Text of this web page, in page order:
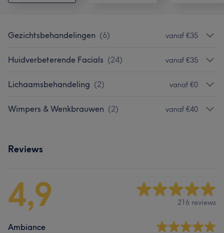
Gezichtsbehandelingen (6) vanaf €35
Huidverbeterende Facials (24) vanaf €35
Lichaamsbehandeling (2) vanaf €0
Wimpers & Wenkbrauwen (2) vanaf €40
Reviews
4,9 216 reviews
Ambiance